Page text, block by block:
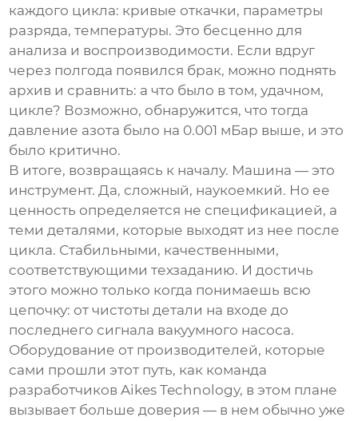
каждого цикла: кривые откачки, параметры
разряда, температуры. Это бесценно для
анализа и воспроизводимости. Если вдруг
через полгода появился брак, можно поднять
архив и сравнить: а что было в том, удачном,
цикле? Возможно, обнаружится, что тогда
давление азота было на 0.001 мБар выше, и это
было критично.
В итоге, возвращаясь к началу. Машина — это
инструмент. Да, сложный, наукоемкий. Но ее
ценность определяется не спецификацией, а
теми деталями, которые выходят из нее после
цикла. Стабильными, качественными,
соответствующими техзаданию. И достичь
этого можно только когда понимаешь всю
цепочку: от чистоты детали на входе до
последнего сигнала вакуумного насоса.
Оборудование от производителей, которые
сами прошли этот путь, как команда
разработчиков Aikes Technology, в этом плане
вызывает больше доверия — в нем обычно уже